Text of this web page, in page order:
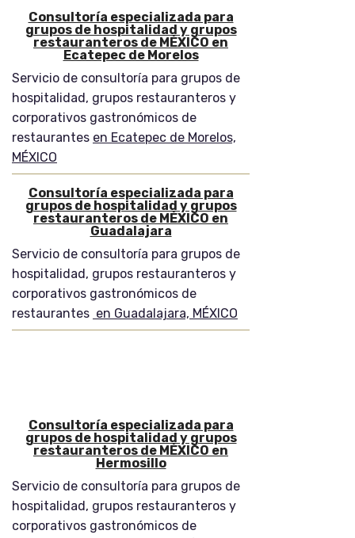
Consultoría especializada para
grupos de hospitalidad y grupos
restauranteros de MÉXICO en
Ecatepec de Morelos
Servicio de consultoría para grupos de
hospitalidad, grupos restauranteros y
corporativos gastronómicos de
restaurantes en Ecatepec de Morelos,
MÉXICO
Consultoría especializada para
grupos de hospitalidad y grupos
restauranteros de MÉXICO en
Guadalajara
Servicio de consultoría para grupos de
hospitalidad, grupos restauranteros y
corporativos gastronómicos de
restaurantes en Guadalajara, MÉXICO
Consultoría especializada para
grupos de hospitalidad y grupos
restauranteros de MÉXICO en
Hermosillo
Servicio de consultoría para grupos de
hospitalidad, grupos restauranteros y
corporativos gastronómicos de